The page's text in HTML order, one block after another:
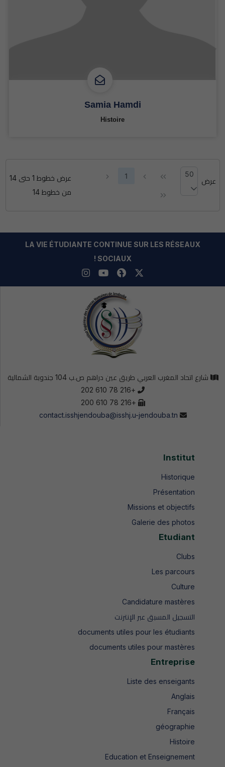
Samia Hamdi
Histoire
عرض
50
خطوط
1
عرض خطوط 1 حتى 14
من خطوط 14
LA VIE ÉTUDIANTE CONTINUE SUR LES RÉSEAUX
SOCIAUX !
شارع اتحاد المغرب العربي طريق عين دراهم ص.ب 104 جندوبة الشمالية
+216 78 610 202
+216 78 610 200
contact.isshjendouba@isshj.u-jendouba.tn
Institut
Historique
Présentation
Missions et objectifs
Galerie des photos
Etudiant
Clubs
Les parcours
Culture
Candidature mastères
التسجيل المسبق عبر الإنترنت
documents utiles pour les étudiants
documents utiles pour mastères
Entreprise
Liste des enseigants
Anglais
Français
géographie
Histoire
Education et Enseignement